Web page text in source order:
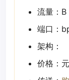
流量：B
端口：
架构：
价格：